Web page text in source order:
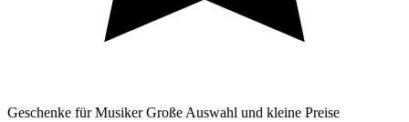
Geschenke für Musiker Große Auswahl und kleine Preise